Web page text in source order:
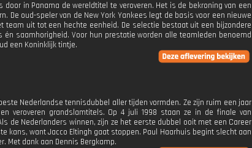
in Panama de wereldtitel te veroveren. Het is de bekroning van een
De oud-speler van de New York Yankees legt de basis voor een nieuwe
team uit tot een hechte eenheid. De selectie bestaat uit een bijzondere
saamhorigheid. Voor hun prestatie worden alle teamleden benoemd
een Koninklijk tintje.
Nederlandse tennisdubbel aller tijden vormden. Ze zijn ruim een jaar
veroveren grandslamtitels. Op 4 juli 1998 staan ze in de finale van
de Nederlanders winnen, zijn ze het eerste dubbel ooit met een Career
kans, want Jacco Eltingh gaat stoppen. Paul Haarhuis begint slecht aan
Met dank aan Dennis Bergkamp.